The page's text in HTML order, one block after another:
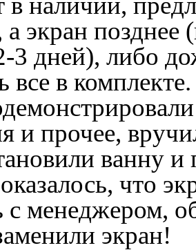
а экран позднее
3 дней), либо
все в
и прочее,
ванну
что
с менеджером,
экран!